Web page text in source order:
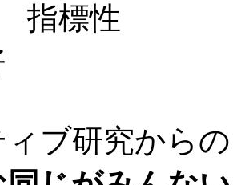
指標性
ィブ研究から